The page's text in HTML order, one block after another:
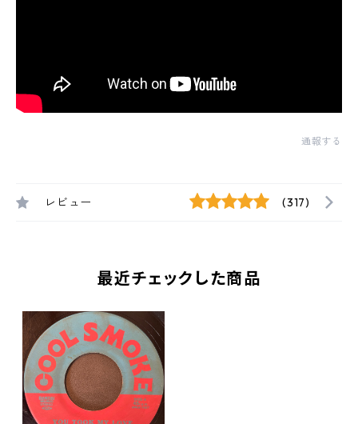
通報する
レビュー (317)
最近チェックした商品